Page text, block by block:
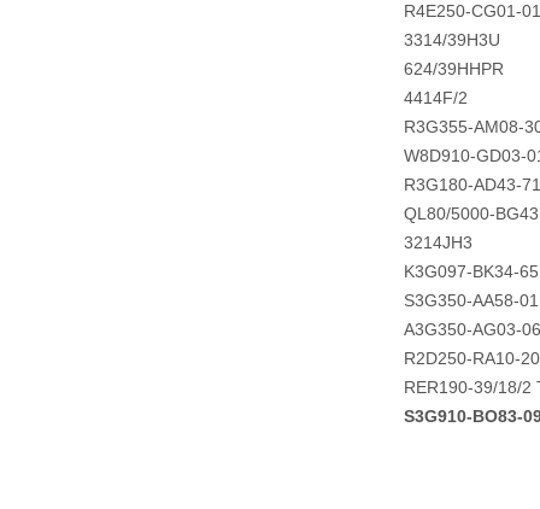
R4E250-CG01-01
3314/39H3U
624/39HHPR
4414F/2
R3G355-AM08-
W8D910-GD03-
R3G180-AD43-71
QL80/5000-
3214JH3
K3G097-BK34-65
S3G350-AA58-01
A3G350-AG03-06
R2D250-RA10-20
RER190-39/18/2
S3G910-BO83-